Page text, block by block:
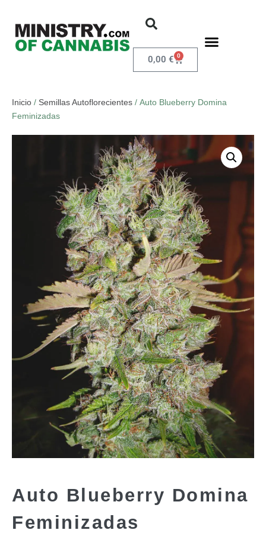
0,00 € 0
Inicio / Semillas Autoflorecientes / Auto Blueberry Domina
Feminizadas
Auto Blueberry Domina
Feminizadas